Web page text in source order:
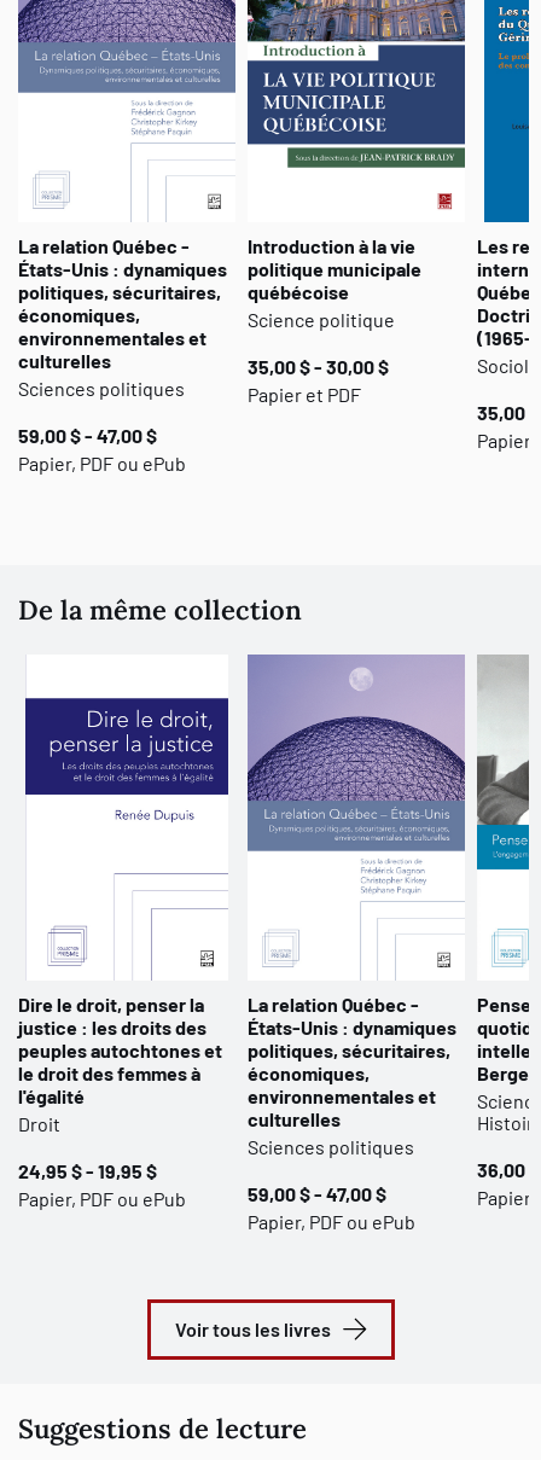
de jeter un regard novateur sur les aspects centraux de la
démocratie québécoise et de mieux comprendre les enjeux
québécois actuels.
La relation Québec -
États-Unis : dynamiques
politiques, sécuritaires,
économiques,
environnementales et
culturelles
Sciences politiques
59,00 $ - 47,00 $
Papier, PDF ou ePub
Introduction à la vie
politique municipale
québécoise
Science politique
35,00 $ - 30,00 $
Papier et PDF
Les
(1965-
35,00 $
Papier
De la même collection
Dire le droit, penser la
justice : les droits des
peuples autochtones et
le droit des femmes à
l'égalité
Droit
24,95 $ - 19,95 $
Papier, PDF ou ePub
La relation Québec -
États-Unis : dynamiques
politiques, sécuritaires,
économiques,
environnementales et
culturelles
Sciences politiques
59,00 $ - 47,00 $
Papier, PDF ou ePub
Penser
36,00
Papier,
Voir tous les livres
Suggestions de lecture